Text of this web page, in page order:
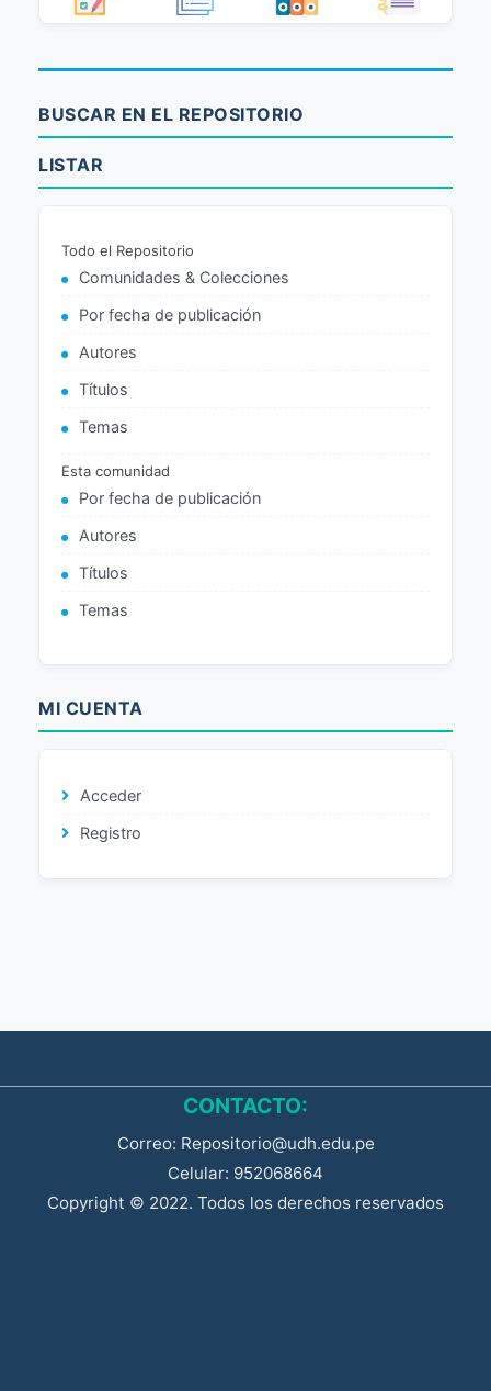
BUSCAR EN EL REPOSITORIO
LISTAR
Todo el Repositorio
Comunidades & Colecciones
Por fecha de publicación
Autores
Títulos
Temas
Esta comunidad
Por fecha de publicación
Autores
Títulos
Temas
MI CUENTA
Acceder
Registro
CONTACTO:
Correo: Repositorio@udh.edu.pe
Celular: 952068664
Copyright © 2022. Todos los derechos reservados